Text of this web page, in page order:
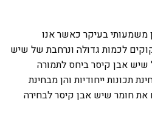
משמעותי בעיקר כאשר אנו
לכמות גדולה ונרחבת של שיש
אבן קיסר ביחס לתמורה
תכונות ייחודיות והן מבחינת
את חומר שיש אבן קיסר לבחירה